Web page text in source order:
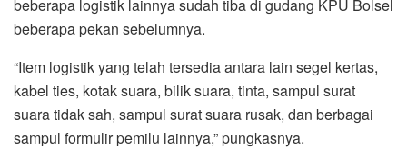
beberapa logistik lainnya sudah tiba di gudang KPU Bolsel
beberapa pekan sebelumnya.
“Item logistik yang telah tersedia antara lain segel kertas,
kabel ties, kotak suara, bilik suara, tinta, sampul surat
suara tidak sah, sampul surat suara rusak, dan berbagai
sampul formulir pemilu lainnya,” pungkasnya.